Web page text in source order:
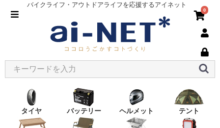
バイクライフ・アウトドアライフを応援するアイネット
0
タイヤ バッテリー ヘルメット テント